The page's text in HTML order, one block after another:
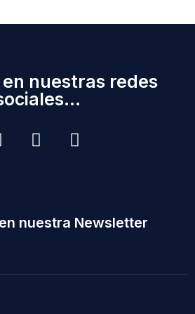
nuestras redes
nuestra Newsletter